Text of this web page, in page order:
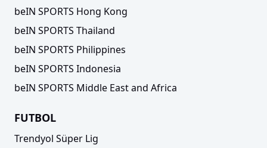
beIN SPORTS Hong Kong
beIN SPORTS Thailand
beIN SPORTS Philippines
beIN SPORTS Indonesia
beIN SPORTS Middle East and Africa
FUTBOL
Trendyol Süper Lig